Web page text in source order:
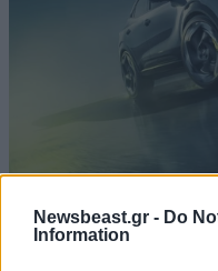
Newsbeast.gr - Do
Information
Opel και ΠΑΕ
συνεργασία τους